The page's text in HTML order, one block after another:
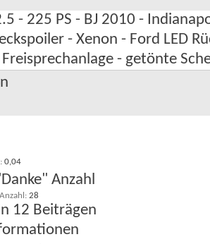
- 225 PS - BJ 2010 -
- Xenon - Ford LED
- getönte
0,04
Anzahl
28
12 Beiträgen